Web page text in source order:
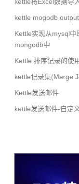
kettle mogodb
Kettle实现从mysql中
mongodb中
Kettle 排序记录的使
kettle记录集(Merge
Kettle发送邮件
kettle发送邮件-自定